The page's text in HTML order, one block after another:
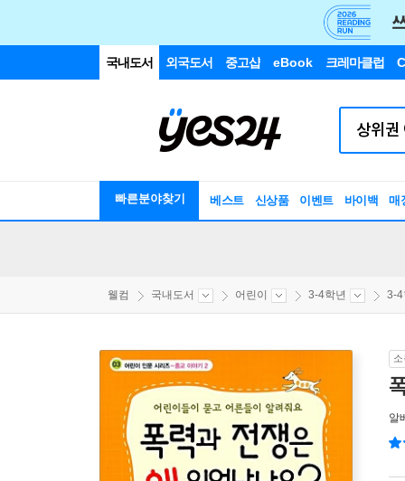
국내도서 외국도서 중고샵 eBook 크레마클럽
빠른분야찾기 베스트 신상품 이벤트 바이백 매
웰컴 국내도서 어린이 3-4학년 3-4
알